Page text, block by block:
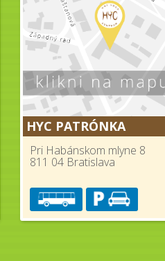
HYC PATRÓNKA
Pri Habánskom mlyne 8
811 04 Bratislava